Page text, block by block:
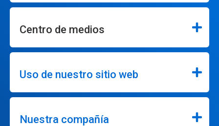
Centro de medios
Uso de nuestro sitio web
Nuestra compañía